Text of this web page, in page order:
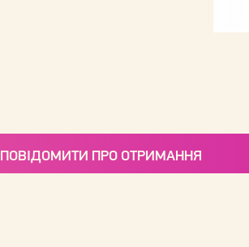
ПОВІДОМИТИ ПРО ОТРИМАННЯ